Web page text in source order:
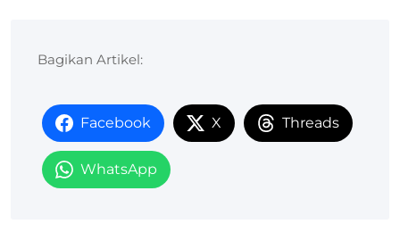
Bagikan Artikel:
Facebook X Threads
WhatsApp